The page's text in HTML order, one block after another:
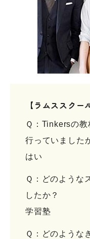
【ラムススクー
Ｑ：Tinkersの
行っていました
はい
Ｑ：どのような
したか？
学習塾
Ｑ：どのような